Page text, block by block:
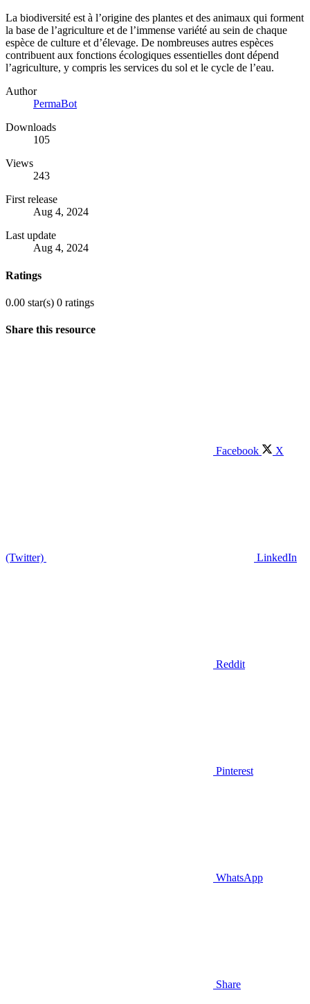
La biodiversité est à l’origine des plantes et des animaux qui forment
la base de l’agriculture et de l’immense variété au sein de chaque
espèce de culture et d’élevage. De nombreuses autres espèces
contribuent aux fonctions écologiques essentielles dont dépend
l’agriculture, y compris les services du sol et le cycle de l’eau.
Author
PermaBot
Downloads
105
Views
243
First release
Aug 4, 2024
Last update
Aug 4, 2024
Ratings
0.00 star(s) 0 ratings
Share this resource
Facebook X
(Twitter) LinkedIn
Reddit
Pinterest
WhatsApp
Share